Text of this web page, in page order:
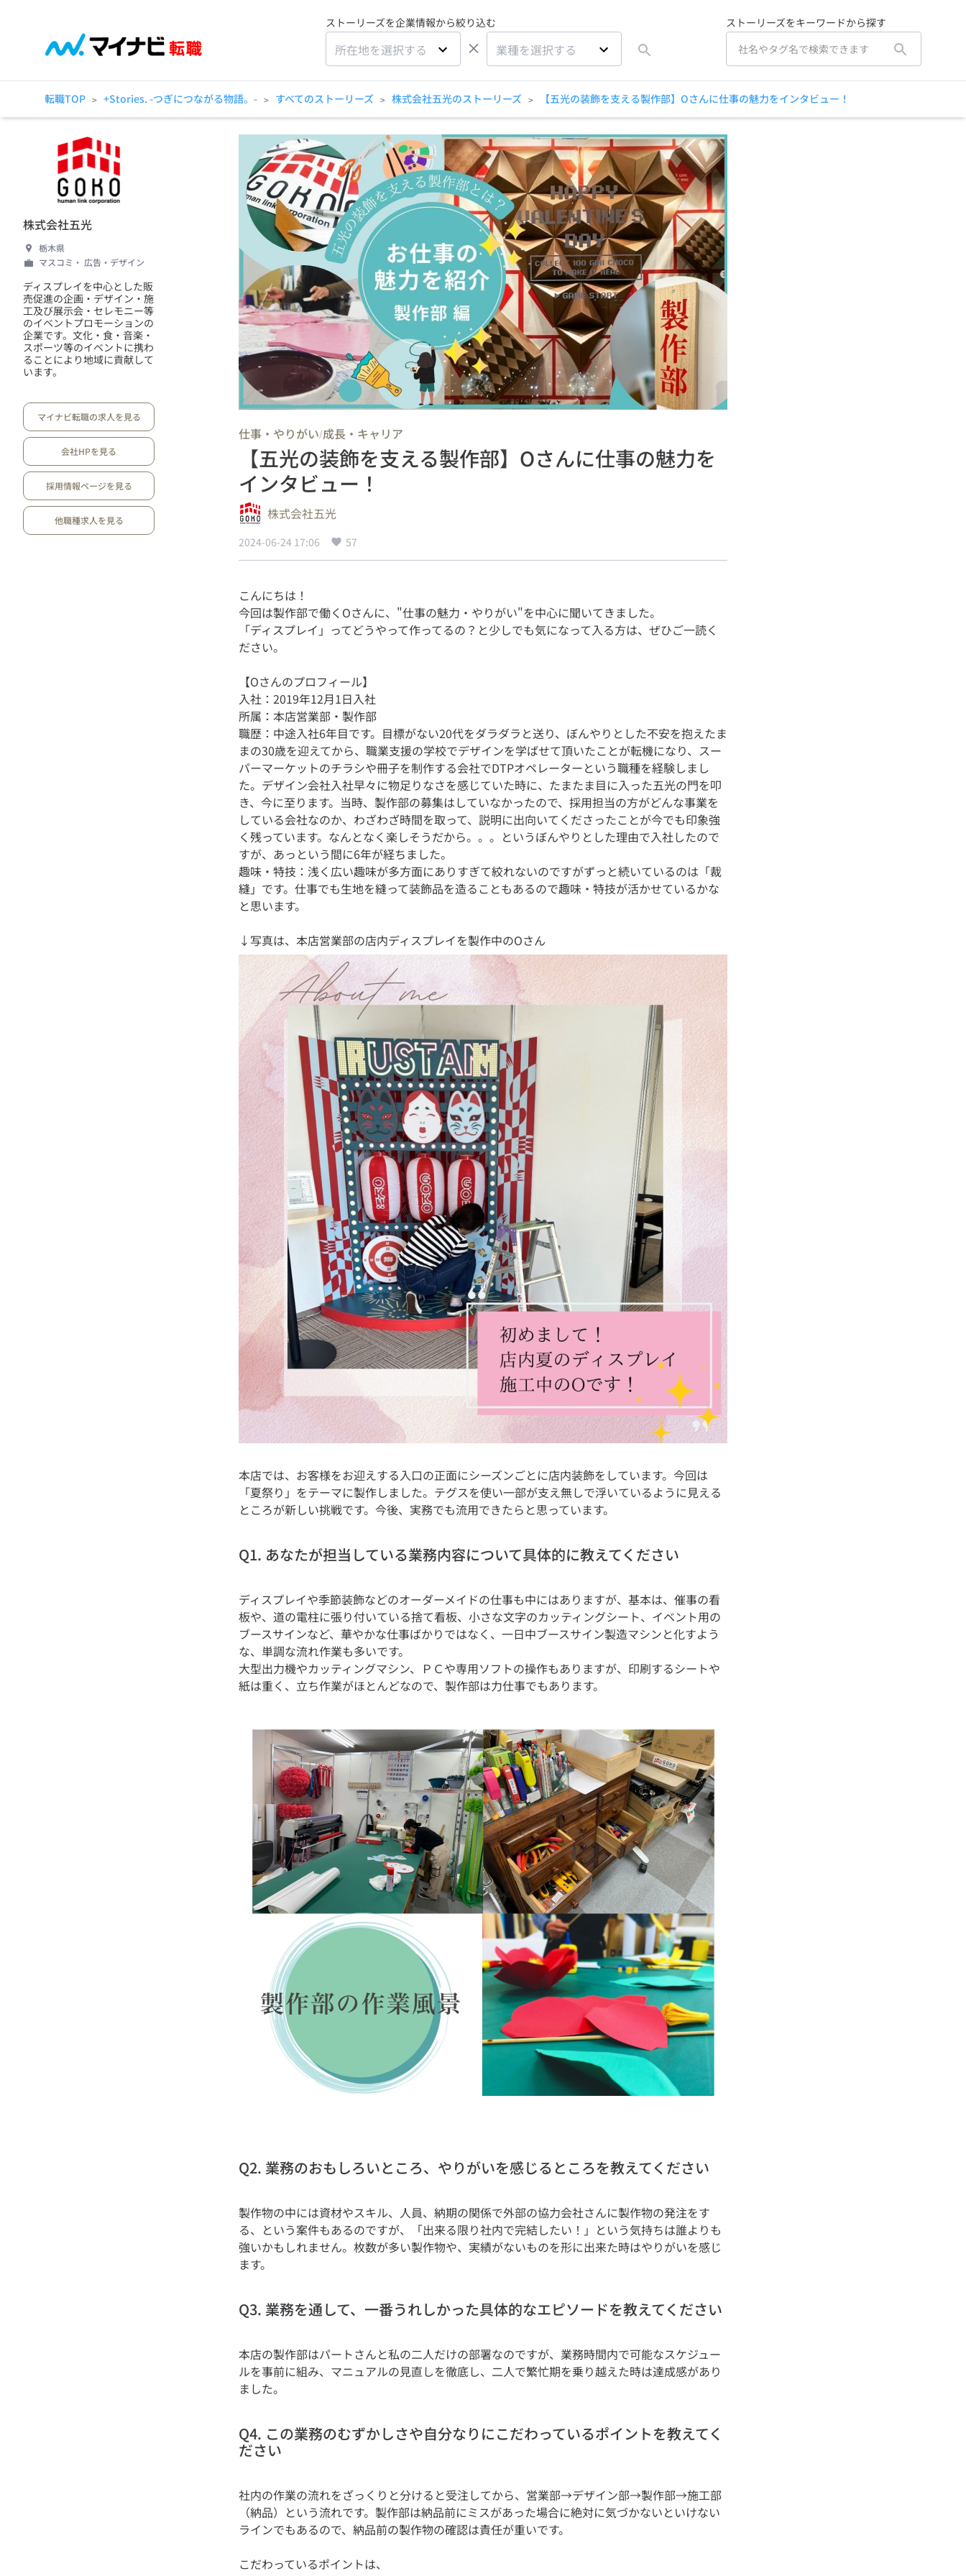
ストーリーズを企業情報から絞り込む
所在地を選択する × 業種を選択する
ストーリーズをキーワードから探す
転職TOP > +Stories. -つぎにつながる物語。- > すべてのストーリーズ > 株式会社五光のストーリーズ > 【五光の装飾を支える製作部】Oさんに仕事の魅力をインタビュー！
株式会社五光
栃木県
マスコミ・ 広告・デザイン
ディスプレイを中心とした販
売促進の企画・デザイン・施
工及び展示会・セレモニー等
のイベントプロモーションの
企業です。文化・食・音楽・
スポーツ等のイベントに携わ
ることにより地域に貢献して
います。
マイナビ転職の求人を見る
会社HPを見る
採用情報ページを見る
他職種求人を見る
仕事・やりがい/成長・キャリア
【五光の装飾を支える製作部】Oさんに仕事の魅力を
インタビュー！
株式会社五光
2024-06-24 17:06 57
こんにちは！
今回は製作部で働くOさんに、"仕事の魅力・やりがい"を中心に聞いてきました。
「ディスプレイ」ってどうやって作ってるの？と少しでも気になって入る方は、ぜひご一読く
【Oさんのプロフィール】
入社：2019年12月1日入社
所属：本店営業部・製作部
職歴：中途入社6年目です。目標がない20代をダラダラと送り、ぼんやりとした不安を抱えたま
まの30歳を迎えてから、職業支援の学校でデザインを学ばせて頂いたことが転機になり、スー
パーマーケットのチラシや冊子を制作する会社でDTPオペレーターという職種を経験しまし
た。デザイン会社入社早々に物足りなさを感じていた時に、たまたま目に入った五光の門を叩
き、今に至ります。当時、製作部の募集はしていなかったので、採用担当の方がどんな事業を
している会社なのか、わざわざ時間を取って、説明に出向いてくださったことが今でも印象強
く残っています。なんとなく楽しそうだから。。。というぼんやりとした理由で入社したので
すが、あっという間に6年が経ちました。
趣味・特技：浅く広い趣味が多方面にありすぎて絞れないのですがずっと続いているのは「裁
縫」です。仕事でも生地を縫って装飾品を造ることもあるので趣味・特技が活かせているかな
本店では、お客様をお迎えする入口の正面にシーズンごとに店内装飾をしています。今回は
「夏祭り」をテーマに製作しました。テグスを使い一部が支え無しで浮いているように見える
Q1. あなたが担当している業務内容について具体的に教えてください
ディスプレイや季節装飾などのオーダーメイドの仕事も中にはありますが、基本は、催事の看
板や、道の電柱に張り付いている捨て看板、小さな文字のカッティングシート、イベント用の
ブースサインなど、華やかな仕事ばかりではなく、一日中ブースサイン製造マシンと化すよう
な、単調な流れ作業も多いです。
大型出力機やカッティングマシン、ＰＣや専用ソフトの操作もありますが、印刷するシートや
Q2. 業務のおもしろいところ、やりがいを感じるところを教えてください
製作物の中には資材やスキル、人員、納期の関係で外部の協力会社さんに製作物の発注をす
る、という案件もあるのですが、「出来る限り社内で完結したい！」という気持ちは誰よりも
強いかもしれません。枚数が多い製作物や、実績がないものを形に出来た時はやりがいを感じ
Q3. 業務を通して、一番うれしかった具体的なエピソードを教えてください
本店の製作部はパートさんと私の二人だけの部署なのですが、業務時間内で可能なスケジュー
ルを事前に組み、マニュアルの見直しを徹底し、二人で繁忙期を乗り越えた時は達成感があり
Q4. この業務のむずかしさや自分なりにこだわっているポイントを教えてく
ださい
社内の作業の流れをざっくりと分けると受注してから、営業部→デザイン部→製作部→施工部
（納品）という流れです。製作部は納品前にミスがあった場合に絶対に気づかないといけない
こだわっているポイントは、